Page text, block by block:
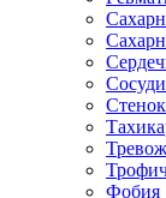
Фобия